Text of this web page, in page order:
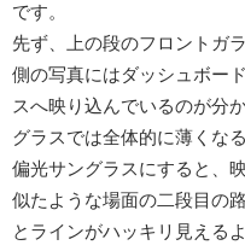
です。
先ず、上の段のフロントガ
側の写真にはダッシュボー
スへ映り込んでいるのが分
グラスでは全体的に薄くな
偏光サングラスにすると、
似たような場面の二段目の
とラインがハッキリ見える